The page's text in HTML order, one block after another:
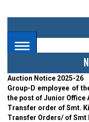
Auction Notice 2025-26
Group-D employee of
the post of Junior Office
Transfer order of Smt.
Transfer Orders/ of Smt